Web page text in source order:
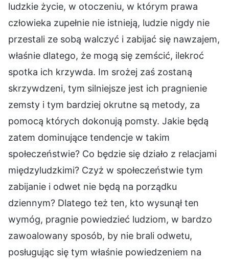
ludzkie życie, w otoczeniu, w którym prawa
człowieka zupełnie nie istnieją, ludzie nigdy nie
przestali ze sobą walczyć i zabijać się nawzajem,
właśnie dlatego, że mogą się zemścić, ilekroć
spotka ich krzywda. Im srożej zaś zostaną
skrzywdzeni, tym silniejsze jest ich pragnienie
zemsty i tym bardziej okrutne są metody, za
pomocą których dokonują pomsty. Jakie będą
zatem dominujące tendencje w takim
społeczeństwie? Co będzie się działo z relacjami
międzyludzkimi? Czyż w społeczeństwie tym
zabijanie i odwet nie będą na porządku
dziennym? Dlatego też ten, kto wysunął ten
wymóg, pragnie powiedzieć ludziom, w bardzo
zawoalowany sposób, by nie brali odwetu,
posługując się tym właśnie powiedzeniem na